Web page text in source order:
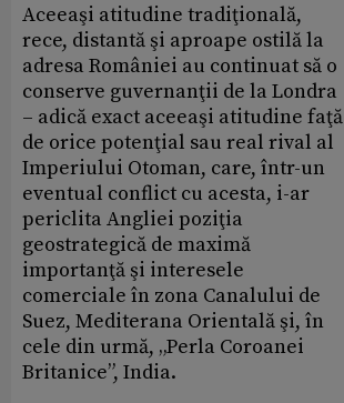
Aceeaşi atitudine tradiţională,
rece, distantă şi aproape ostilă la
adresa României au continuat să o
conserve guvernanţii de la Londra
– adică exact aceeaşi atitudine faţă
de orice potenţial sau real rival al
Imperiului Otoman, care, într-un
eventual conflict cu acesta, i-ar
periclita Angliei poziţia
geostrategică de maximă
importanţă şi interesele
comerciale în zona Canalului de
Suez, Mediterana Orientală şi, în
cele din urmă, „Perla Coroanei
Britanice”, India.